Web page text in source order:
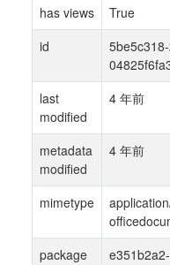
has views
True
id
last
modified
4 年前
metadata
modified
4 年前
mimetype
package